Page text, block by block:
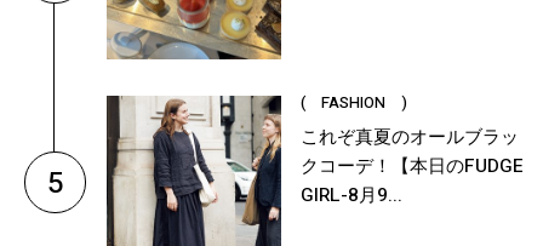
5
( FASHION )
これぞ真夏のオールブラッ
クコーデ！【本日のFUDGE
GIRL-8月9...